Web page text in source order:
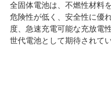
全固体電池は、不燃性材料
危険性が低く、安全性に優
度、急速充電可能な充放電
世代電池として期待されてい